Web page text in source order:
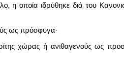
η οποία ιδρύθηκε διά του
ως πρόσφυγα·
χώρας ή ανιθαγενούς ως